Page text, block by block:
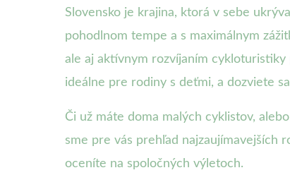
Slovensko je krajina, ktorá v sebe
pohodlnom tempe a s maximálnym
ale aj aktívnym rozvíjaním
ideálne pre rodiny s deťmi, a dozviete
Či už máte doma malých cyklistov,
sme pre vás prehľad najzaujímavejších
oceníte na spoločných výletoch.